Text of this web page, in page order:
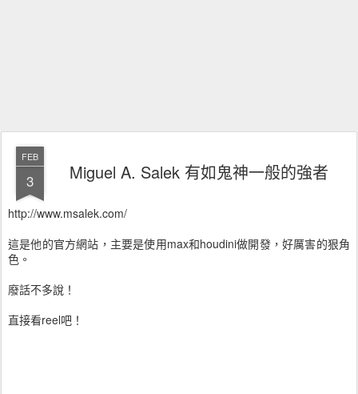
FEB
3 Miguel A. Salek 有如鬼神一般的強者
http://www.msalek.com/
這是他的官方網站，主要是使用max和houdini做開發，好厲害的狠角
色。
廢話不多說！
直接看reel吧！